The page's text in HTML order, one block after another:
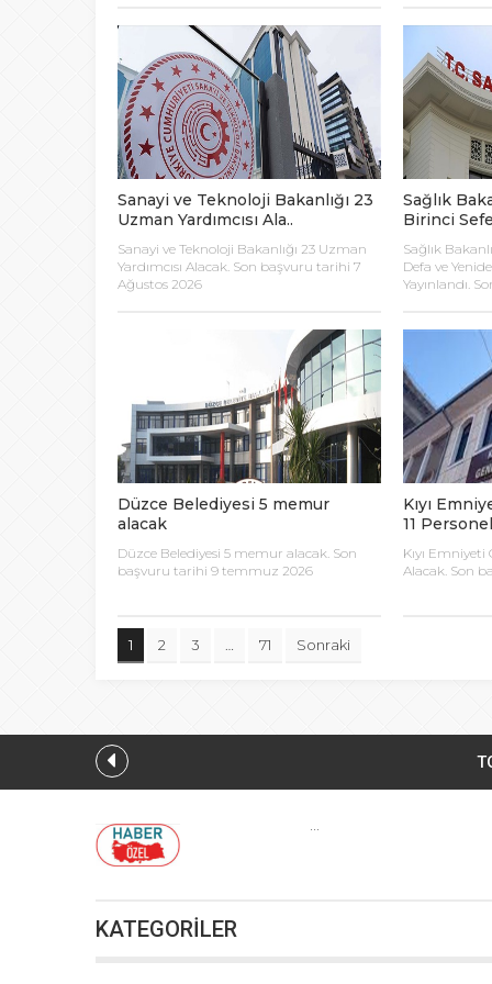
Başvurularda 21 yaş sınırı ve ÖSYM
yerleştirme şartı aranıyor.
düzenlerken,
konu yargı
Sanayi ve Teknoloji Bakanlığı 23
Uzman Yardımcısı Ala..
Sanayi ve Teknoloji Bakanlığı 23 Uzman
Yardımcısı Alacak. Son başvuru tarihi 7
Ağustos 2026
Sağlık
Birinci
Sağlık
Defa ve
Yayınlandı.
Düzce Belediyesi 5 memur
alacak
Düzce Belediyesi 5 memur alacak. Son
başvuru tarihi 9 temmuz 2026
Kıyı
11
Kıyı
Alacak. Son
1 2 3 71 Sonraki
KATEGORİLER